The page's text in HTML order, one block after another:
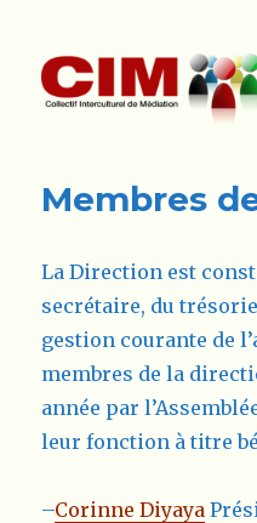
Membres
La Direction est
secrétaire, du
gestion courante de
membres de la
année par
leur fonction à titre
–Corinne Diyaya